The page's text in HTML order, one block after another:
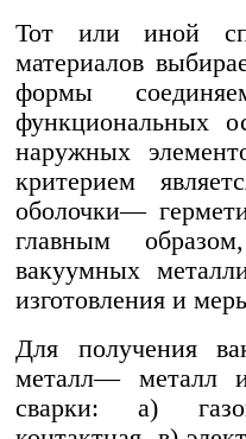
Тот или иной
материалов
формы
функциональных
наружных
критерием
оболочки—
главным
вакуумных
изготовления и
Для получения
металл— металл
сварки: а)